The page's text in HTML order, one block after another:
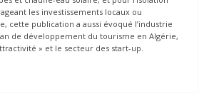
les investissements locaux ou
cette publication a aussi évoqué l’industrie
de développement du tourisme en Algérie,
» et le secteur des start-up.